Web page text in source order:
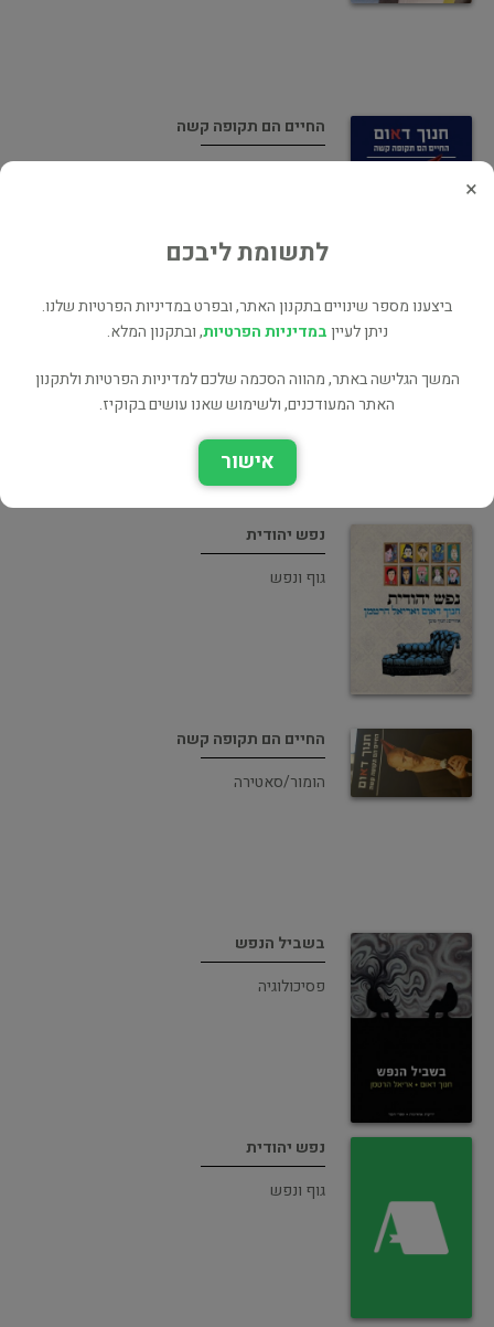
החיים הם תקופה קשה
החיים הם תקופה קשה
הומור/סאטירה
נפש יהודית
גוף ונפש
החיים הם תקופה קשה
הומור/סאטירה
בשביל הנפש
פסיכולוגיה
נפש יהודית
גוף ונפש
×
לתשומת ליבכם
ביצענו מספר שינויים בתקנון האתר, ובפרט במדיניות הפרטיות שלנו.
ניתן לעייןבמדיניות הפרטיות, ובתקנון המלא.
המשך הגלישה באתר, מהווה הסכמה שלכם למדיניות הפרטיות ולתקנון
האתר המעודכנים, ולשימוש שאנו עושים בקוקיז.
אישור